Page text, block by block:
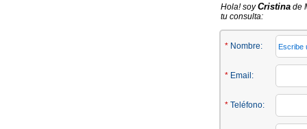
Hola! soyCristina de
tu consulta:
* Nombre:
* Email:
* Teléfono: